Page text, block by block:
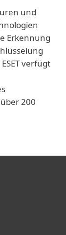
und
Erkennung
verfügt
200